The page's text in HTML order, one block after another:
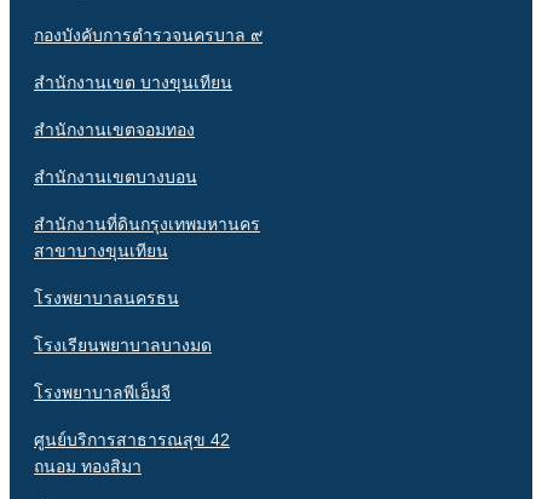
กองบังคับการตำรวจนครบาล ๙
สำนักงานเขต บางขุนเทียน
สำนักงานเขตจอมทอง
สำนักงานเขตบางบอน
สำนักงานที่ดินกรุงเทพมหานคร
สาขาบางขุนเทียน
โรงพยาบาลนครธน
โรงเรียนพยาบาลบางมด
โรงพยาบาลพีเอ็มจี
ศูนย์บริการสาธารณสุข 42
ถนอม ทองสิมา